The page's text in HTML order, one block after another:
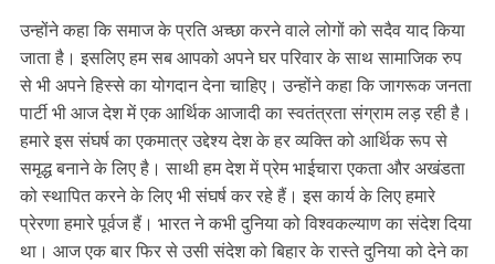
उन्होंने कहा कि समाज के प्रति अच्छा करने वाले लोगों को सदैव याद किया
जाता है। इसलिए हम सब आपको अपने घर परिवार के साथ सामाजिक रुप
से भी अपने हिस्से का योगदान देना चाहिए। उन्होंने कहा कि जागरूक जनता
पार्टी भी आज देश में एक आर्थिक आजादी का स्वतंत्रता संग्राम लड़ रही है।
हमारे इस संघर्ष का एकमात्र उद्देश्य देश के हर व्यक्ति को आर्थिक रूप से
समृद्ध बनाने के लिए है। साथी हम देश में प्रेम भाईचारा एकता और अखंडता
को स्थापित करने के लिए भी संघर्ष कर रहे हैं। इस कार्य के लिए हमारे
प्रेरणा हमारे पूर्वज हैं। भारत ने कभी दुनिया को विश्वकल्याण का संदेश दिया
था। आज एक बार फिर से उसी संदेश को बिहार के रास्ते दुनिया को देने का